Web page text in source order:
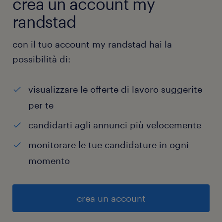
crea un account my
randstad
con il tuo account my randstad hai la
possibilità di:
visualizzare le offerte di lavoro suggerite
per te
candidarti agli annunci più velocemente
monitorare le tue candidature in ogni
momento
crea un account